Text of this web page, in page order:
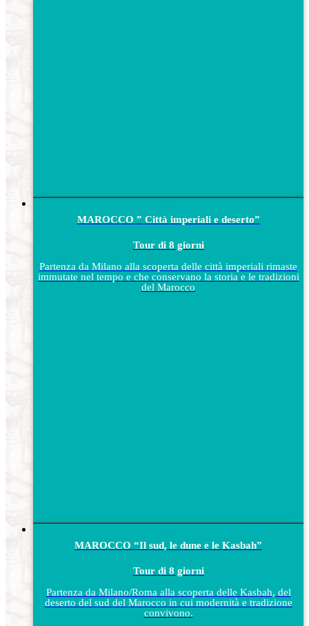
MAROCCO ” Città imperiali e deserto”
Tour di 8 giorni
Partenza da Milano alla scoperta delle città imperiali rimaste
immutate nel tempo e che conservano la storia e le tradizioni
del Marocco
MAROCCO “Il sud, le dune e le Kasbah”
Tour di 8 giorni
Partenza da Milano/Roma alla scoperta delle Kasbah, del
deserto del sud del Marocco in cui modernità e tradizione
convivono.